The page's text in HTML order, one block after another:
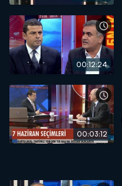
00:12:24
00:03:12